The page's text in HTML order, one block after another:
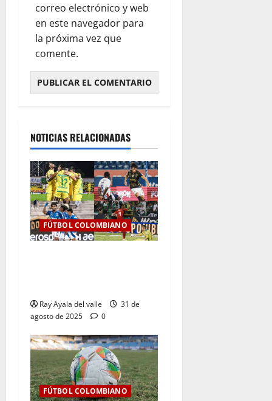
correo electrónico y web
en este navegador para
la próxima vez que
comente.
NOTICIAS RELACIONADAS
FÚTBOL COLOMBIANO
Ray Ayala del valle
31 de
agosto de 2025
0
FÚTBOL COLOMBIANO